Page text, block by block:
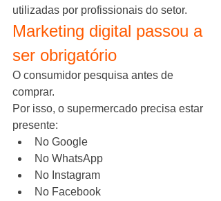
utilizadas por profissionais do setor.
Marketing digital passou a
ser obrigatório
O consumidor pesquisa antes de
comprar.
Por isso, o supermercado precisa estar
presente:
No Google
No WhatsApp
No Instagram
No Facebook